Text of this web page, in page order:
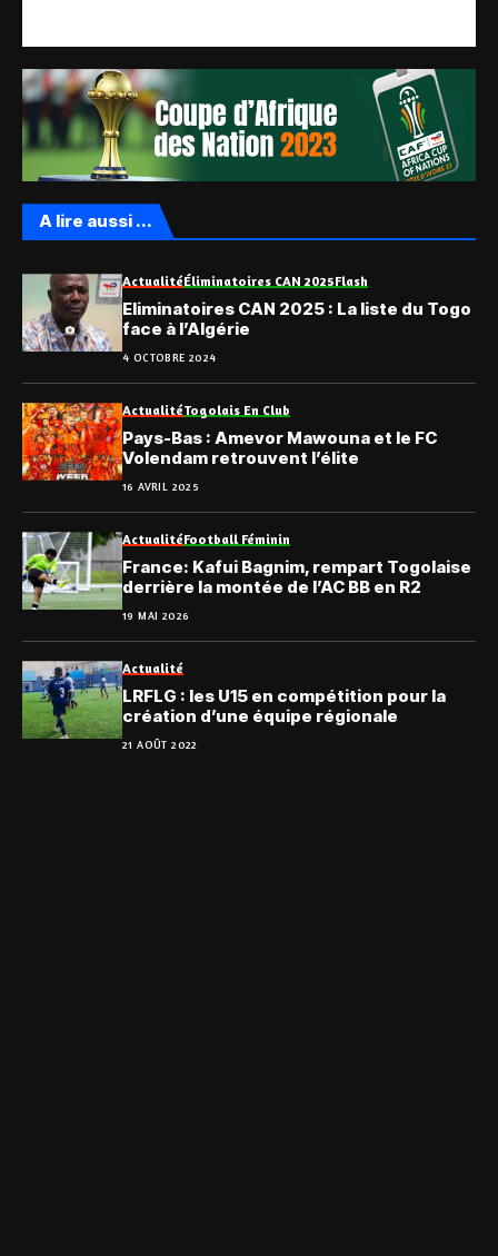
A lire aussi ...
ActualitéÉliminatoires CAN 2025Flash
Eliminatoires CAN 2025 : La liste du Togo
face à l’Algérie
4 OCTOBRE 2024
ActualitéTogolais En Club
Pays-Bas : Amevor Mawouna et le FC
Volendam retrouvent l’élite
16 AVRIL 2025
ActualitéFootball Féminin
France: Kafui Bagnim, rempart Togolaise
derrière la montée de l’AC BB en R2
19 MAI 2026
Actualité
LRFLG : les U15 en compétition pour la
création d’une équipe régionale
21 AOÛT 2022